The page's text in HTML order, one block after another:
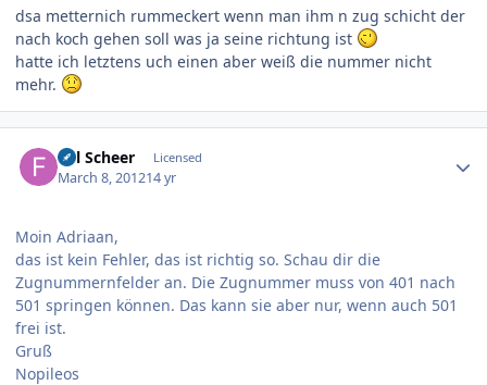
dsa metternich rummeckert wenn man ihm n zug schicht der
nach koch gehen soll was ja seine richtung ist
hatte ich letztens uch einen aber weiß die nummer nicht
mehr.
Fdl Scheer Licensed
March 8, 201214 yr
Moin Adriaan,
das ist kein Fehler, das ist richtig so. Schau dir die
Zugnummernfelder an. Die Zugnummer muss von 401 nach
501 springen können. Das kann sie aber nur, wenn auch 501
frei ist.
Gruß
Nopileos